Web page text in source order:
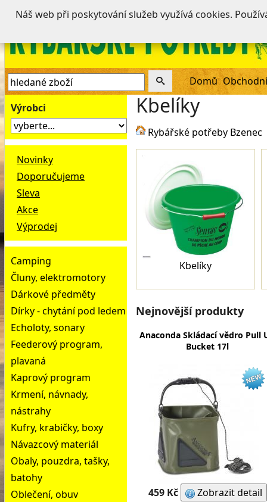
Domů
Výrobci
Novinky
Doporučujeme
Sleva
Akce
Výprodej
Camping
Čluny, elektromotory
Dárkové předměty
Dírky - chytání pod ledem
Echoloty, sonary
Feederový program,
plavaná
Kaprový program
Krmení, návnady,
nástrahy
Kufry, krabičky, boxy
Návazcový materiál
Obaly, pouzdra, tašky,
batohy
Oblečení, obuv
Kbelíky
Rybářské potřeby Bzenec
Kbelíky
Nejnovější produkty
Anaconda Skládací vědro Pull
Bucket 17l
459 Kč Zobrazit detail
Náš web při poskytování služeb využívá cookies.